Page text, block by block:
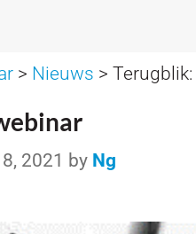
> Nieuws >
2021 by Ng